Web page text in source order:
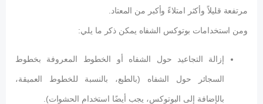
مرتفعة قليلاً وأكثر امتلاءً وأكبر من المعتاد.
ومن استخدامات بوتوكس الشفاه يمكن ذكر ما يلي:
إزالة التجاعيد حول الشفاه أو الخطوط المعروفة بخطوط
السجائر حول الشفاه (بالطبع، بالنسبة للخطوط العميقة،
بالإضافة إلى البوتوكس، يجب أيضًا استخدام الحشوات).